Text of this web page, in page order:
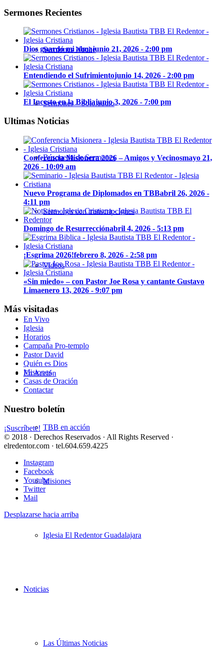
Sermones Noche
Sermones – Solo audio
Búsqueda de Sermones
Sermones con transcripciones
Videos
En Vivo
En Acción
TBB en acción
Misiones
Iglesia El Redentor Guadalajara
Noticias
Las Últimas Noticias
Sermones Recientes
Dios guardó mi almajunio 21, 2026 - 2:00 pm
Entendiendo el Sufrimientojunio 14, 2026 - 2:00 pm
El Incesto en la Bibliajunio 3, 2026 - 7:00 pm
Ultimas Noticias
Conferencia Misionera 2026 – Amigos y Vecinosmayo 21,
2026 - 10:09 am
Nuevo Programa de Diplomados en TBBabril 26, 2026 -
4:11 pm
Domingo de Resurrecciónabril 4, 2026 - 5:13 pm
¡Esgrima 2026!febrero 8, 2026 - 2:58 pm
«Sin miedo» – con Pastor Joe Rosa y cantante Gustavo
Limaenero 13, 2026 - 9:07 pm
Más visitadas
Iglesia
Horarios
Campaña Pro-templo
Pastor David
Quién es Dios
Misiones
Casas de Oración
Contactar
Nuestro boletín
¡Suscríbete!
© 2018 · Derechos Reservados · All Rights Reserved ·
elredentor.com · tel.604.659.4225
Instagram
Facebook
Youtube
Twitter
Mail
Desplazarse hacia arriba